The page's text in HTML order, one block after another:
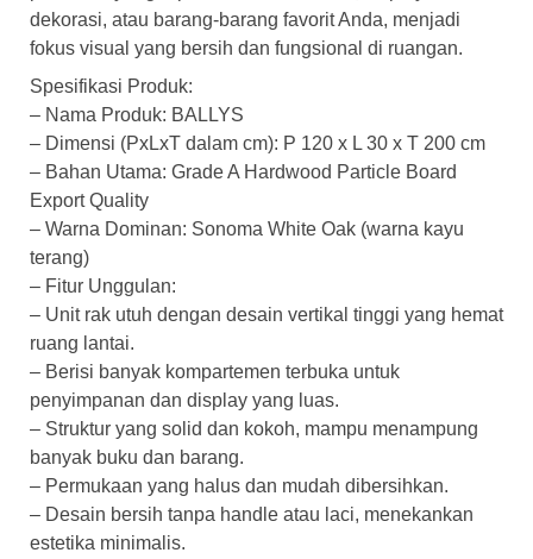
dekorasi, atau barang-barang favorit Anda, menjadi
fokus visual yang bersih dan fungsional di ruangan.
Spesifikasi Produk:
– Nama Produk: BALLYS
– Dimensi (PxLxT dalam cm): P 120 x L 30 x T 200 cm
– Bahan Utama: Grade A Hardwood Particle Board
Export Quality
– Warna Dominan: Sonoma White Oak (warna kayu
terang)
– Fitur Unggulan:
– Unit rak utuh dengan desain vertikal tinggi yang hemat
ruang lantai.
– Berisi banyak kompartemen terbuka untuk
penyimpanan dan display yang luas.
– Struktur yang solid dan kokoh, mampu menampung
banyak buku dan barang.
– Permukaan yang halus dan mudah dibersihkan.
– Desain bersih tanpa handle atau laci, menekankan
estetika minimalis.